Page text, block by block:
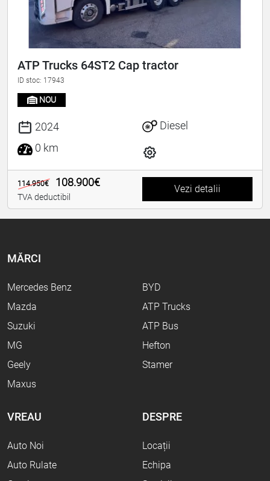
ATP Trucks 64ST2 Cap tractor
ID stoc: 17943
NOU
2024
0 km
Diesel
114.950€ 108.900€
TVA deductibil
Vezi detalii
MĂRCI
Mercedes Benz
Mazda
Suzuki
MG
Geely
Maxus
BYD
ATP Trucks
ATP Bus
Hefton
Stamer
VREAU
Auto Noi
Auto Rulate
DESPRE
Locații
Echipa